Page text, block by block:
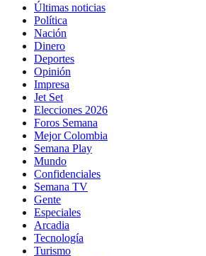
Últimas noticias
Política
Nación
Dinero
Deportes
Opinión
Impresa
Jet Set
Elecciones 2026
Foros Semana
Mejor Colombia
Semana Play
Mundo
Confidenciales
Semana TV
Gente
Especiales
Arcadia
Tecnología
Turismo